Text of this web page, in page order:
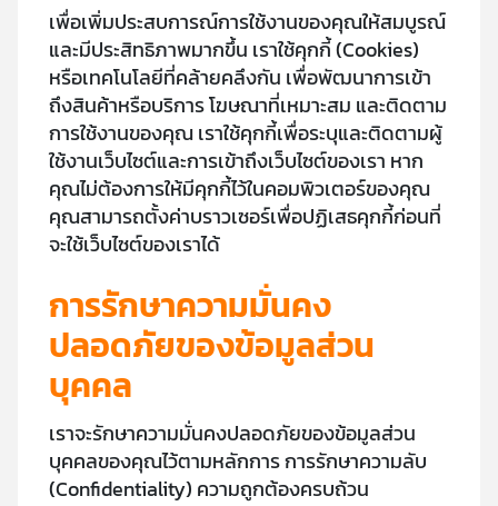
เพื่อเพิ่มประสบการณ์การใช้งานของคุณให้สมบูรณ์
และมีประสิทธิภาพมากขึ้น เราใช้คุกกี้ (Cookies)
หรือเทคโนโลยีที่คล้ายคลึงกัน เพื่อพัฒนาการเข้า
ถึงสินค้าหรือบริการ โฆษณาที่เหมาะสม และติดตาม
การใช้งานของคุณ เราใช้คุกกี้เพื่อระบุและติดตามผู้
ใช้งานเว็บไซต์และการเข้าถึงเว็บไซต์ของเรา หาก
คุณไม่ต้องการให้มีคุกกี้ไว้ในคอมพิวเตอร์ของคุณ
คุณสามารถตั้งค่าบราวเซอร์เพื่อปฏิเสธคุกกี้ก่อนที่
จะใช้เว็บไซต์ของเราได้
การรักษาความมั่นคง
ปลอดภัยของข้อมูลส่วน
บุคคล
เราจะรักษาความมั่นคงปลอดภัยของข้อมูลส่วน
บุคคลของคุณไว้ตามหลักการ การรักษาความลับ
(Confidentiality) ความถูกต้องครบถ้วน